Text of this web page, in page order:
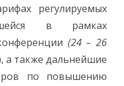
регулируемых
в рамках
(24 – 26
а также дальнейшие
по повышению